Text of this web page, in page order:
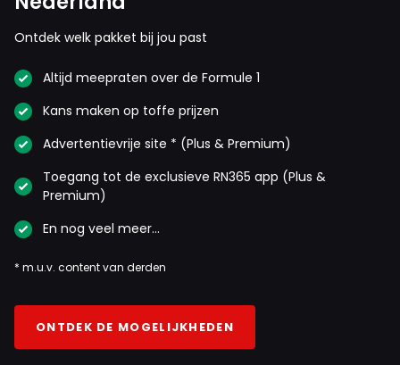
Ontdek welk pakket bij jou past
Altijd meepraten over de Formule 1
Kans maken op toffe prijzen
Advertentievrije site * (Plus & Premium)
Toegang tot de exclusieve RN365 app (Plus &
Premium)
En nog veel meer…
* m.u.v. content van derden
ONTDEK DE MOGELIJKHEDEN